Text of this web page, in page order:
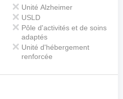
Unité Alzheimer
USLD
Pôle d'activités et de soins
adaptés
Unité d'hébergement
renforcée